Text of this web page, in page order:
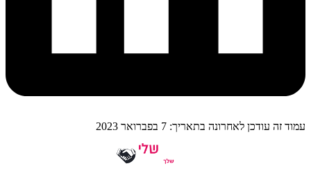
עמוד זה עודכן לאחרונה בתאריך: 7 בפברואר 2023